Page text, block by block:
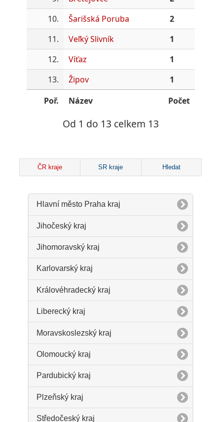
10.
Šarišská Poruba
2
11.
Veľký Slivník
1
12.
Víťaz
1
13.
Žipov
1
Poř.
Název Počet
Od 1 do 13 celkem 13
ČR kraje SR kraje Hledat
Hlavní město Praha kraj
Jihočeský kraj
Jihomoravský kraj
Karlovarský kraj
Královéhradecký kraj
Liberecký kraj
Moravskoslezský kraj
Olomoucký kraj
Pardubický kraj
Plzeňský kraj
Středočeský kraj